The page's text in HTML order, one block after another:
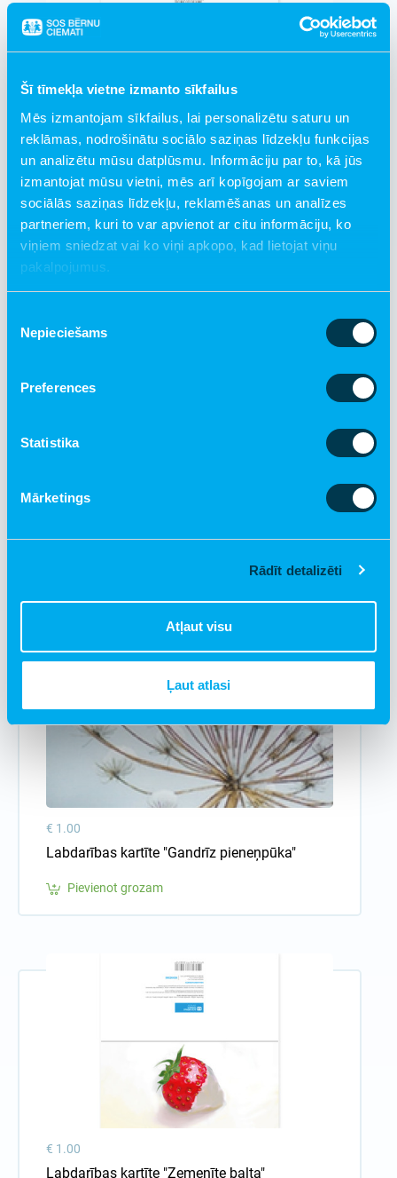
Šī tīmekļa vietne izmanto sīkfailus
Mēs izmantojam sīkfailus, lai personalizētu saturu un
reklāmas, nodrošinātu sociālo saziņas līdzekļu funkcijas
un analizētu mūsu datplūsmu. Informāciju par to, kā jūs
izmantojat mūsu vietni, mēs arī kopīgojam ar saviem
sociālās saziņas līdzekļu, reklamēšanas un analīzes
partneriem, kuri to var apvienot ar citu informāciju, ko
viņiem sniedzat vai ko viņi apkopo, kad lietojat viņu
pakalpojumus.
izvēle
Nepieciešams
Preferences
Statistika
Mārketings
Rādīt detalizēti
Atļaut visu
Ļaut atlasi
€ 1.00
Labdarības kartīte "Aitiņas"
Pievienot grozam
€ 1.00
€ 1.00
Labdarības kartīte "Gandrīz pieneņpūka"
Pievienot grozam
€ 1.00
Labdarības kartīte "Zemenīte balta"